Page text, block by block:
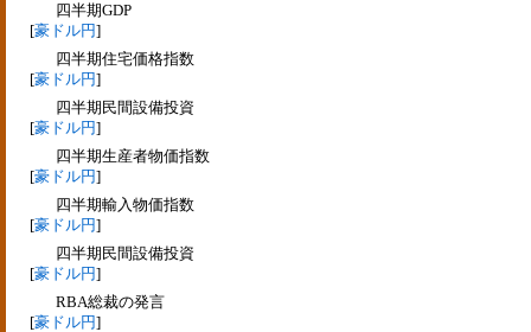
四半期GDP
[豪ドル円]
四半期住宅価格指数
[豪ドル円]
四半期民間設備投資
[豪ドル円]
四半期生産者物価指数
[豪ドル円]
四半期輸入物価指数
[豪ドル円]
四半期民間設備投資
[豪ドル円]
RBA総裁の発言
[豪ドル円]